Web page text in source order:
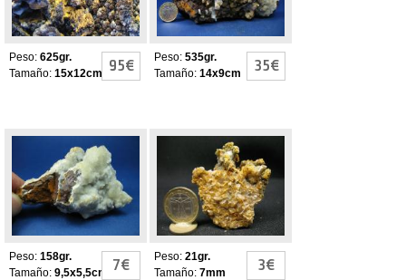
Peso: 625gr.
Tamaño: 15x12cm 95€ Peso: 535gr.
Tamaño: 14x9cm 35€
Calcita-Limonita-
Dolomita
Peso: 158gr.
Tamaño: 9,5x5,5cm 7€
CALCITA
LIMONITA
DOLOMITA
Peso: 21gr.
Tamaño: 7mm 3€